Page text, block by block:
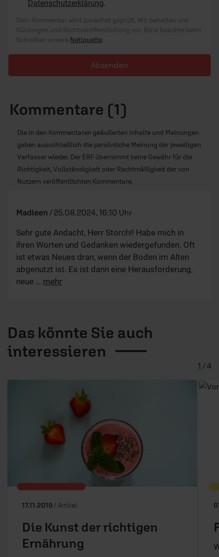
Datenschutzerklärung.
Dein Kommentar wird zunächst geprüft. Wir behalten uns
Kürzungen und Nichtveröffentlichung vor. Bitte beachte beim
Schreiben unsere Netiquette.
Absenden
Kommentare (1)
Die in den Kommentaren geäußerten Inhalte und Meinungen
geben ausschließlich die persönliche Meinung der jeweiligen
Verfasser wieder. Der ERF übernimmt keine Gewähr für die
Richtigkeit, Vollständigkeit oder Rechtmäßigkeit der von
Nutzern veröffentlichten Kommentare.
Madleen / 25.08.2024, 16:10 Uhr
Sehr gute Andacht, Herr Storch!! Habe mich in
ihren Worten und Gedanken wiedergefunden. Oft
ist etwas Neues dran, wenn der Boden im Alten
abgenutzt ist. Es ist dann eine Herausforderung,
neue … mehr
Das könnte Sie auch
interessieren
17.11.2019 / Artikel
Die Kunst der richtigen
Ernährung
1 / 4